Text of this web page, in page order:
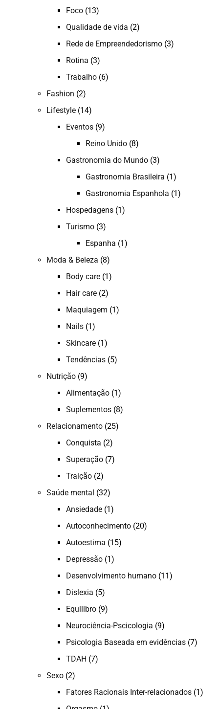
Foco (13)
Qualidade de vida (2)
Rede de Empreendedorismo (3)
Rotina (3)
Trabalho (6)
Fashion (2)
Lifestyle (14)
Eventos (9)
Reino Unido (8)
Gastronomia do Mundo (3)
Gastronomia Brasileira (1)
Gastronomia Espanhola (1)
Hospedagens (1)
Turismo (3)
Espanha (1)
Moda & Beleza (8)
Body care (1)
Hair care (2)
Maquiagem (1)
Nails (1)
Skincare (1)
Tendências (5)
Nutrição (9)
Alimentação (1)
Suplementos (8)
Relacionamento (25)
Conquista (2)
Superação (7)
Traição (2)
Saúde mental (32)
Ansiedade (1)
Autoconhecimento (20)
Autoestima (15)
Depressão (1)
Desenvolvimento humano (11)
Dislexia (5)
Equilibro (9)
Neurociência-Pscicologia (9)
Psicologia Baseada em evidências (7)
TDAH (7)
Sexo (2)
Fatores Racionais Inter-relacionados (1)